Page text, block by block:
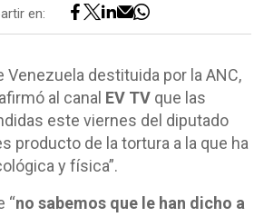
en:
Venezuela destituida por la ANC,
afirmó al canal EV TV que las
este viernes del diputado
producto de la tortura a la que ha
y física”.
“no sabemos que le han dicho a